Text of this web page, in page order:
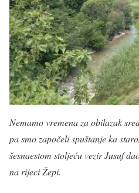
Nemamo vremena za obilazak
pa smo započeli spuštanje ka
šesnaestom stoljeću vezir Jusuf
na rijeci Žepi.